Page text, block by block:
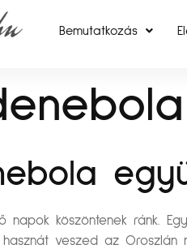
Bemutatkozás
napok köszöntenek ránk.
hasznát veszed az